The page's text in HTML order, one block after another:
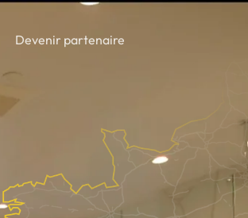
Devenir partenaire